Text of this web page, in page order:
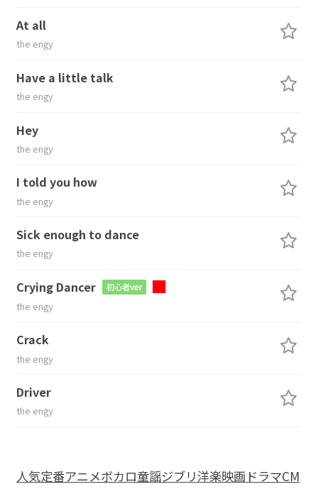
At all
the engy
Have a little talk
the engy
Hey
the engy
I told you how
the engy
Sick enough to dance
the engy
Crying Dancer 初心者ver
the engy
Crack
the engy
Driver
the engy
人気定番アニメボカロ童謡ジブリ洋楽映画ドラマCM